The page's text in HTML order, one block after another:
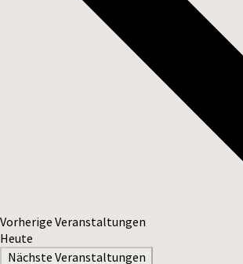
Vorherige Veranstaltungen
Heute
Nächste Veranstaltungen